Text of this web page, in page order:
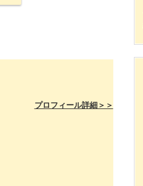
プロフィール詳細＞＞